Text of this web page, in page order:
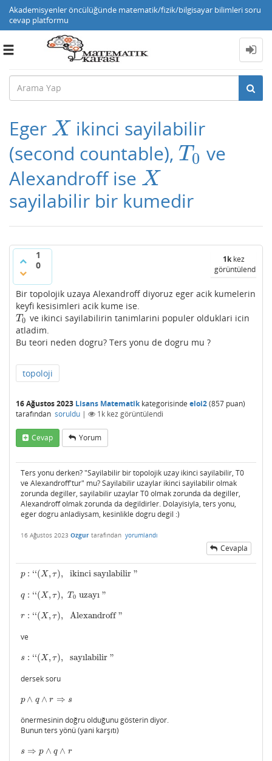
Akademisyenler öncülüğünde matematik/fizik/bilgisayar bilimleri soru
cevap platformu
Toggle
Eger X
X
ikinci sayilabilir
(second countable), T 0
T0 ve
Alexandroff ise X
X
sayilabilir bir kumedir
1
0
1kkez
görüntülendi
Bir topolojik uzaya Alexandroff diyoruz eger acik kumelerin
keyfi kesisimleri acik kume ise.
T0
T0 ve ikinci sayilabilirin tanimlarini populer olduklari icin
atladim.
Bu teori neden dogru? Ters yonu de dogru mu ?
topoloji
16 Ağustos 2023 Lisans Matematikkategorisinde eloi2(857 puan)
tarafından soruldu | 1k kez görüntülendi
Cevap Yorum
Ters yonu derken? "Sayilabilir bir topolojik uzay ikinci sayilabilir, T0
ve Alexandroff'tur" mu? Sayilabilir uzaylar ikinci sayilabilir olmak
zorunda degiller, sayilabilir uzaylar T0 olmak zorunda da degiller,
Alexandroff olmak zorunda da degildirler. Dolayisiyla, ters yonu,
eger dogru anladiysam, kesinlikle dogru degil :)
16 Ağustos 2023 Ozgur tarafından yorumlandı
Cevapla
p : ‘‘(X, τ), ikinci sayılabilir "
p: ‘ X,τ),ikinci sayılabilir"
q : ‘‘(X, τ), T0 uzayı "
q ‘ X,τ),T0uzayı"
r : ‘‘(X, τ), Alexandroff "
r: ( X,τ),Alexandroff"
ve
s : ‘‘(X, τ), sayılabilir "
s: ‘( X,τ),sayılabilir"
dersek soru
p ∧ q ∧ r ⇒ s
p∧q ∧ r⇒ s
önermesinin doğru olduğunu gösterin diyor.
Bunun ters yönü (yani karşıtı)
s ⇒ p ∧ q ∧ r
s⇒p∧q ∧r